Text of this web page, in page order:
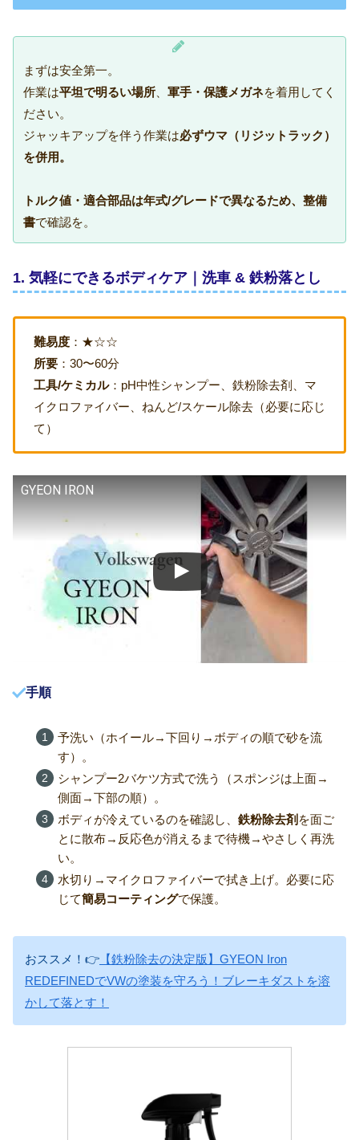
まずは安全第一。
作業は平坦で明るい場所 軍手・保護メガネを着用してく
ださい。
ジャッキアップを伴う作業は必ずウマ（リジットラック）
を併用。
トルク値・適合部品は年式/グレードで異なるため、整備
書で確認を。
1. 気軽にできるボディケア｜洗車 & 鉄粉落とし
難易度：★☆☆
所要：30〜60分
工具/ケミカル：pH中性シャンプー、鉄粉除去剤、マ
イクロファイバー、ねんど/スケール除去（必要に応じ
て）
GYEON IRON
手順
予洗い（ホイール→下回り→ボディの順で砂を流
す）。
シャンプー2バケツ方式で洗う（スポンジは上面→
側面→下部の順）。
ボディが冷えているのを確認し、 鉄粉除去剤 を面ご
とに散布→反応色が消えるまで待機→やさしく再洗
い。
水切り→マイクロファイバーで拭き上げ。必要に応
じて簡易コーティングで保護。
おススメ！👉 【鉄粉除去の決定版】GYEON Iron
REDEFINEDでVWの塗装を守ろう！ブレーキダストを溶
かして落とす！